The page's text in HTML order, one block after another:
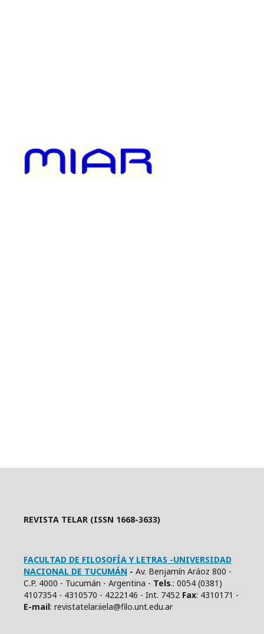
REVISTA TELAR (ISSN 1668-3633)
FACULTAD DE FILOSOFÍA Y LETRAS -UNIVERSIDAD
NACIONAL DE TUCUMÁN - Av. Benjamín Aráoz 800 -
C.P. 4000 - Tucumán - Argentina - Tels.: 0054 (0381)
4107354 - 4310570 - 4222146 - Int. 7452 Fax: 4310171 -
E-mail: revistatelar.iiela@filo.unt.edu.ar